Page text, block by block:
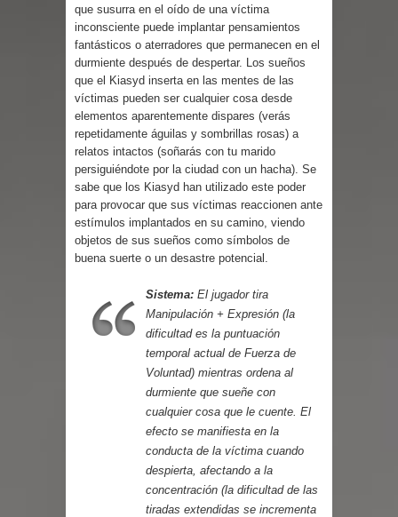
Parte 03: Reflexiones
que susurra en el oído de una víctima
inconsciente puede implantar pensamientos
fantásticos o aterradores que permanecen en el
durmiente después de despertar. Los sueños
que el Kiasyd inserta en las mentes de las
víctimas pueden ser cualquier cosa desde
elementos aparentemente dispares (verás
repetidamente águilas y sombrillas rosas) a
relatos intactos (soñarás con tu marido
persiguiéndote por la ciudad con un hacha). Se
sabe que los Kiasyd han utilizado este poder
para provocar que sus víctimas reaccionen ante
estímulos implantados en su camino, viendo
objetos de sus sueños como símbolos de
buena suerte o un desastre potencial.
Sistema: El jugador tira
Manipulación + Expresión (la
dificultad es la puntuación
temporal actual de Fuerza de
Voluntad) mientras ordena al
durmiente que sueñe con
cualquier cosa que le cuente. El
efecto se manifiesta en la
conducta de la víctima cuando
despierta, afectando a la
concentración (la dificultad de las
tiradas extendidas se incrementa